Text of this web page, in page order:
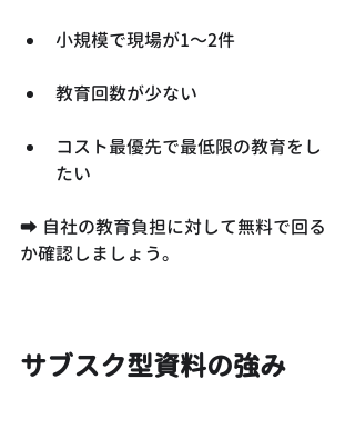
小規模で現場が1〜2件
教育回数が少ない
コスト最優先で最低限の教育をし
たい
➡ 自社の教育負担に対して無料で回る
か確認しましょう。
サブスク型資料の強み